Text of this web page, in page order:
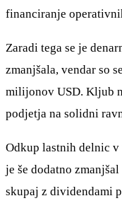
financiranje
Zaradi tega se je
zmanjšala, vendar so
milijonov USD. Kljub
podjetja na solidni
Odkup lastnih delnic
je še dodatno
skupaj z dividendami